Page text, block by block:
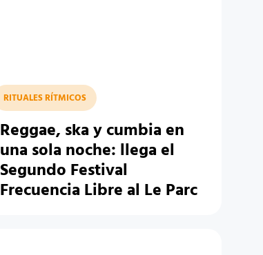
RITUALES RÍTMICOS
Reggae, ska y cumbia en
una sola noche: llega el
Segundo Festival
Frecuencia Libre al Le Parc